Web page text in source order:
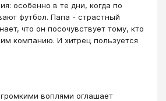
особенно в те дни, когда по
футбол. Папа - страстный
что он посочувствует тому, кто
компанию. И хитрец пользуется
воплями оглашает